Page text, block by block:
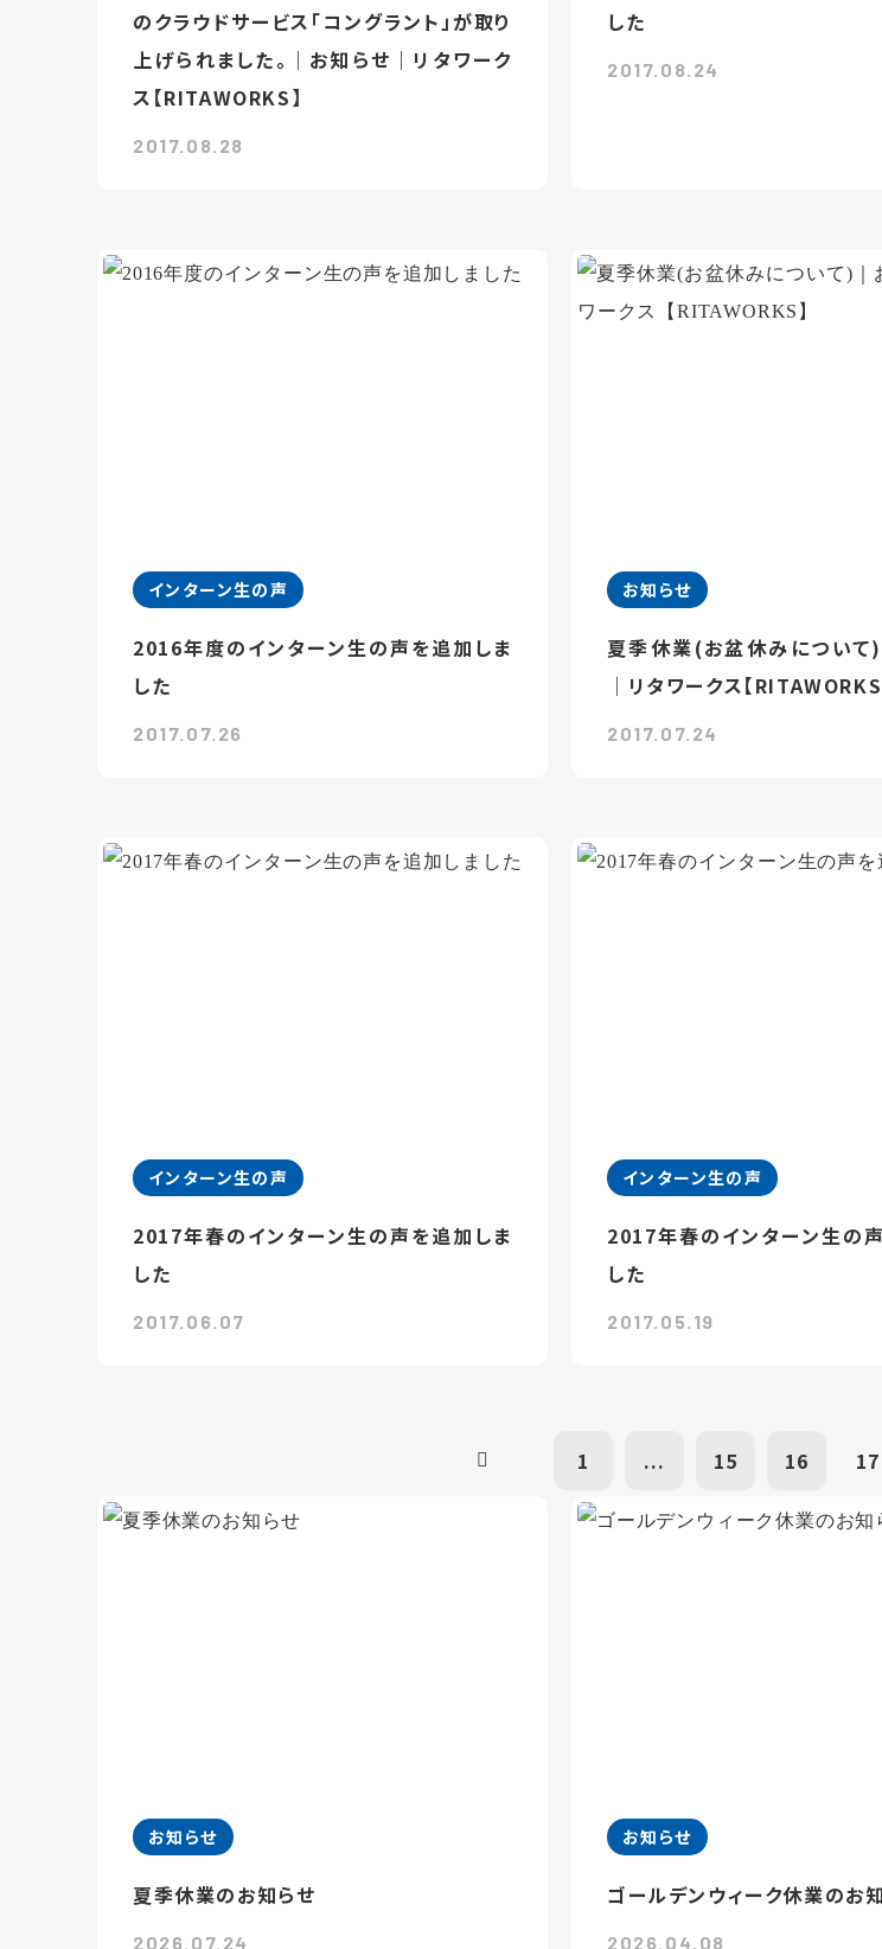
のクラウドサービス「コングラント」が取り
上げられました。｜お知らせ｜リタワーク
ス【RITAWORKS】
2017.08.28
した
2017.08.24
インターン生の声
2016年度のインターン生の声を追加しま
した
2017.07.26
お知らせ
夏季休業(お盆休みについて
｜リタワークス【RITAWORKS
2017.07.24
インターン生の声
2017年春のインターン生の声を追加しま
した
2017.06.07
インターン生の声
2017年春のインターン生の
した
2017.05.19
1 ... 15 16 17
お知らせ
夏季休業のお知らせ
2026.07.24
お知らせ
ゴールデンウィーク休業のお
2026.04.08